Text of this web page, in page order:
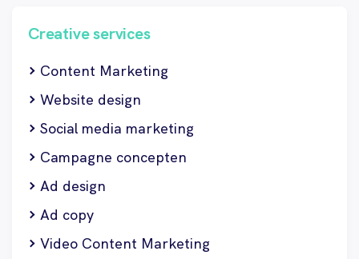
Creative services
Content Marketing
Website design
Social media marketing
Campagne concepten
Ad design
Ad copy
Video Content Marketing